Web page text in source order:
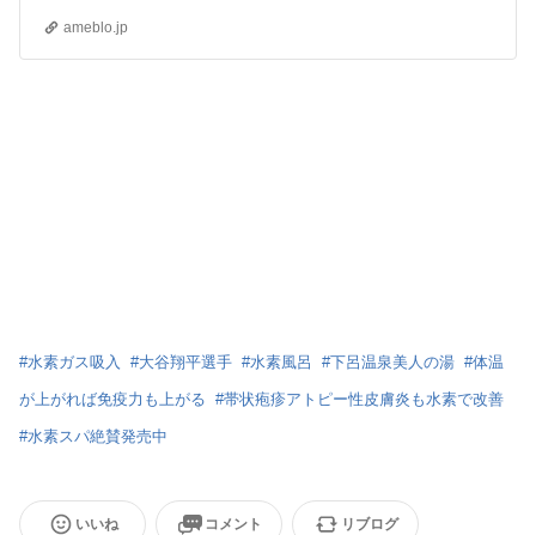
ameblo.jp
#水素ガス吸入 #大谷翔平選手 #水素風呂 #下呂温泉美人の湯 #体温
が上がれば免疫力も上がる #帯状疱疹アトピー性皮膚炎も水素で改善
#水素スパ絶賛発売中
いいね コメント リブログ